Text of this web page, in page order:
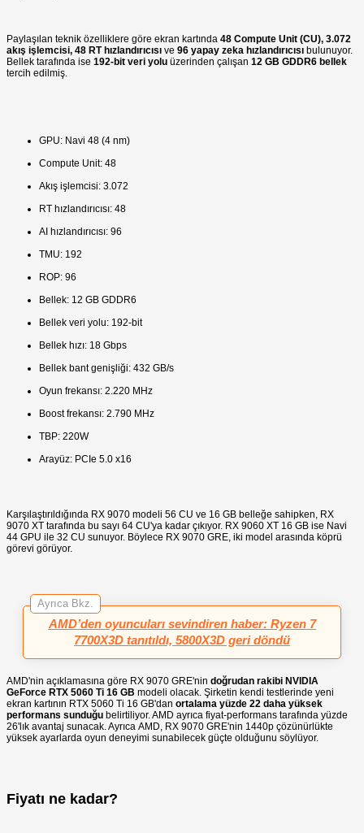
Paylaşılan teknik özelliklere göre ekran kartında 48 Compute Unit (CU), 3.072
akış işlemcisi, 48 RT hızlandırıcısı ve 96 yapay zeka hızlandırıcısı bulunuyor.
Bellek tarafında ise 192-bit veri yolu üzerinden çalışan 12 GB GDDR6 bellek
tercih edilmiş.
GPU: Navi 48 (4 nm)
Compute Unit: 48
Akış işlemcisi: 3.072
RT hızlandırıcısı: 48
AI hızlandırıcısı: 96
TMU: 192
ROP: 96
Bellek: 12 GB GDDR6
Bellek veri yolu: 192-bit
Bellek hızı: 18 Gbps
Bellek bant genişliği: 432 GB/s
Oyun frekansı: 2.220 MHz
Boost frekansı: 2.790 MHz
TBP: 220W
Arayüz: PCIe 5.0 x16
Karşılaştırıldığında RX 9070 modeli 56 CU ve 16 GB belleğe sahipken, RX
9070 XT tarafında bu sayı 64 CU'ya kadar çıkıyor. RX 9060 XT 16 GB ise Navi
44 GPU ile 32 CU sunuyor. Böylece RX 9070 GRE, iki model arasında köprü
görevi görüyor.
Ayrıca Bkz.
AMD’den oyuncuları sevindiren haber: Ryzen 7
7700X3D tanıtıldı, 5800X3D geri döndü
AMD'nin açıklamasına göre RX 9070 GRE'nin doğrudan rakibi NVIDIA
GeForce RTX 5060 Ti 16 GB modeli olacak. Şirketin kendi testlerinde yeni
ekran kartının RTX 5060 Ti 16 GB'dan ortalama yüzde 22 daha yüksek
performans sunduğu belirtiliyor. AMD ayrıca fiyat-performans tarafında yüzde
26'lık avantaj sunacak. Ayrıca AMD, RX 9070 GRE'nin 1440p çözünürlükte
yüksek ayarlarda oyun deneyimi sunabilecek güçte olduğunu söylüyor.
Fiyatı ne kadar?